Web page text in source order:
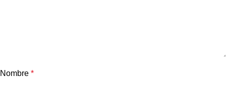
Nombre *